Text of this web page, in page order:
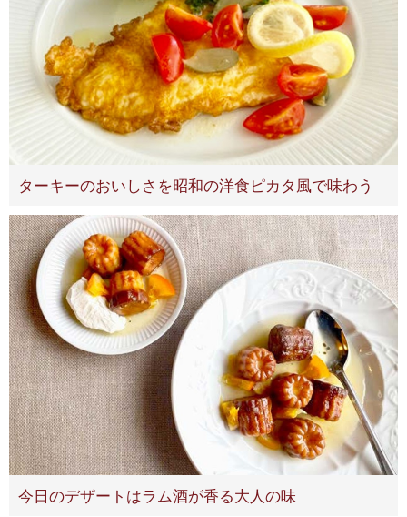
ターキーのおいしさを昭和の洋食ピカタ風で味わう
今日のデザートはラム酒が香る大人の味